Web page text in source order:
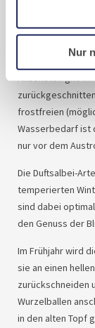
Nur
anderen
im Sommer – am
Ansonsten gilt:
frostfreien
Wasserbedarf ist
nur vor dem
Die Duftsalbei-
temperierten
sind dabei
den Genuss der
Im Frühjahr wird
sie an einen
zurückschneiden
Wurzelballen
in den alten Topf